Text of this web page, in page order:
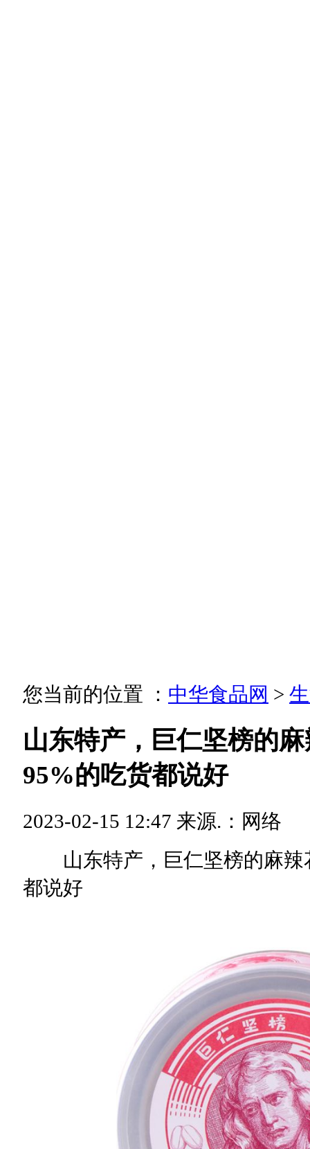
您当前的位置 ： 中华食品网 >
山东特产，巨仁坚榜的
95%的吃货都说好
2023-02-15 12:47 来源.：网络
山东特产，巨仁坚榜的麻辣
都说好